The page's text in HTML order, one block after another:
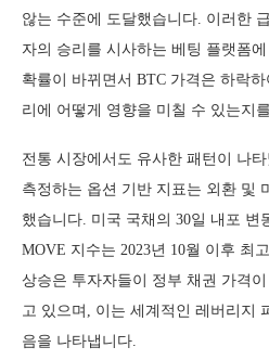
않는 수준에 도달했습니다. 이러한
자의 승리를 시사하는 베팅 플랫폼
확률이 바뀌면서 BTC 가격은 하락
리에 어떻게 영향을 미칠 수 있는지
전통 시장에서도 유사한 패턴이 나
측정하는 옵션 기반 지표는 외환 및
했습니다. 미국 국채의 30일 내포 변
MOVE 지수는 2023년 10월 이후 최
상승은 투자자들이 정부 채권 가격
고 있으며, 이는 세계적인 레버리지
음을 나타냅니다.